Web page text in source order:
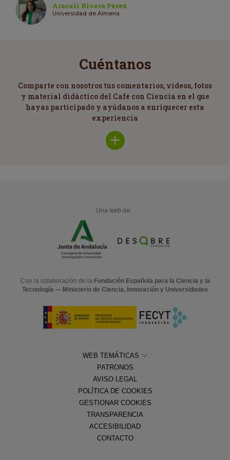
Araceli Rivera Pérez
Universidad de Almería
Cuéntanos
Comparte con nosotros tus comentarios, vídeos, fotos
y material didáctico del Café con Ciencia en el que
hayas participado y ayúdanos a enriquecer esta
experiencia
Una web de:
Con la colaboración de la Fundación Española para la Ciencia y la
Tecnología — Ministerio de Ciencia, Innovación y Universidades
WEB TEMÁTICAS
PATRONOS
AVISO LEGAL
POLÍTICA DE COOKIES
GESTIONAR COOKIES
TRANSPARENCIA
ACCESIBILIDAD
CONTACTO